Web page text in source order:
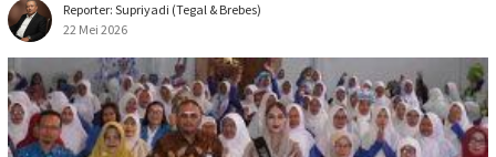
Reporter: Supriyadi (Tegal & Brebes)
22 Mei 2026